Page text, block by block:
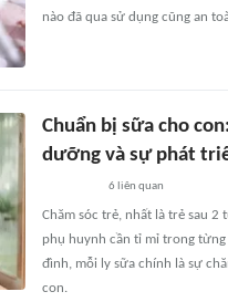
nào đã qua sử dụng cũng an
Chuẩn bị sữa cho
dưỡng và sự phát
6 liên quan
Chăm sóc trẻ, nhất là trẻ sau
phụ huynh cần tỉ mỉ trong
đình, mỗi ly sữa chính là sự
con.